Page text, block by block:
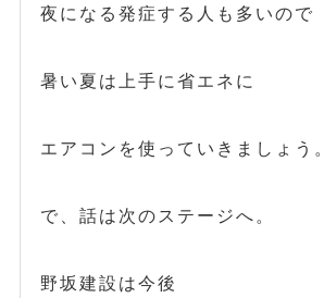
夜になる発症する人も多いので
暑い夏は上手に省エネに
エアコンを使っていきましょう。
で、話は次のステージへ。
野坂建設は今後